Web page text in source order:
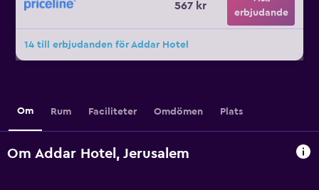
567 kr
erbjudande
14 till erbjudanden för Addar Hotel
Om Rum Faciliteter Omdömen Plats
Om Addar Hotel, Jerusalem